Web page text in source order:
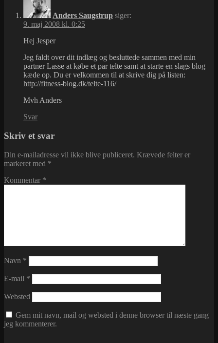
Anders Saugstrup siger:
9. maj 2008 kl. 0:25
Hej Jesper
Jeg faldt over dit indlæg og besluttede sammen med min
partner Lasse at købe et par telte samt at starte en slags blog
kæde op. Du er velkommen til at skrive dig på listen:
http://fitness-blog.dk/telte-116/
Mvh Anders
Svar
Skriv et svar
Din e-mailadresse vil ikke blive publiceret. Krævede felter er
markeret med *
Kommentar *
Navn *
E-mail *
Websted
Gem mit navn, mail og websted i denne browser til næste gang
jeg kommenterer.